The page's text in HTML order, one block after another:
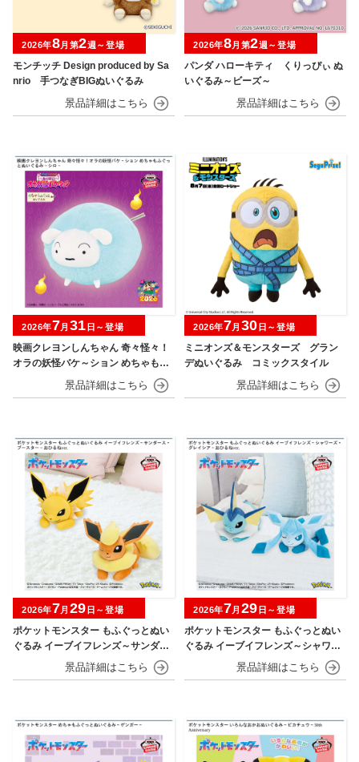
モンチッチ Design produced by Sa
nrio 手つなぎBIGぬいぐるみ
2026年8月第2週～登場
パンダ ハローキティ くりっぴぃ ぬ
いぐるみ～ビーズ～
2026年8月第2週～登場
映画クレヨンしんちゃん 奇々怪々！
オラの妖怪バケ～ション めちゃもふ
ぐっとぬいぐるみ シロ
2026年7月 31 日～登場
ミニオンズ＆モンスターズ グラン
デぬいぐるみ コミックスタイル
2026年7月 30 日～登場
ポケットモンスター もふぐっとぬい
ぐるみ イーブイフレンズ～サンダー
ス・ブースター～おひるねver.
2026年7月 29 日～登場
ポケットモンスター もふぐっとぬい
ぐるみ イーブイフレンズ～シャワー
ズ・グレイシア～おひるねver.
2026年7月 29 日～登場